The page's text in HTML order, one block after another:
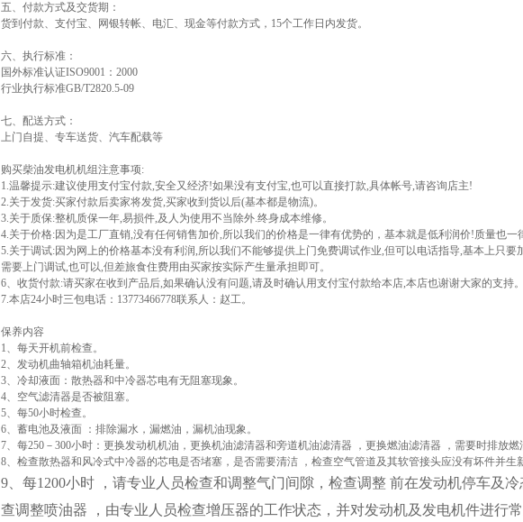
五、付款方式及交货期：
货到付款、支付宝、网银转帐、电汇、现金等付款方式，15个工作日内发货。
六、执行标准：
国外标准认证ISO9001：2000
行业执行标准GB/T2820.5-09
七、配送方式：
上门自提、专车送货、汽车配载等
购买柴油发电机机组注意事项:
1.温馨提示:建议使用支付宝付款,安全又经济!如果没有支付宝,也可以直接打款,具体帐号,请咨询店主!
2.关于发货:买家付款后卖家将发货,买家收到货以后(基本都是物流)。
3.关于质保:整机质保一年,易损件,及人为使用不当除外.终身成本维修。
4.关于价格:因为是工厂直销,没有任何销售加价,所以我们的价格是一律有优势的，基本就是低利润价!质量也一
5.关于调试:因为网上的价格基本没有利润,所以我们不能够提供上门免费调试作业,但可以电话指导,基本上只
需要上门调试,也可以,但差旅食住费用由买家按实际产生量承担即可。
6、收货付款:请买家在收到产品后,如果确认没有问题,请及时确认用支付宝付款给本店,本店也谢谢大家的支持。
7.本店24小时三包电话：13773466778联系人：赵工。
保养内容
1、每天开机前检查。
2、发动机曲轴箱机油耗量。
3、冷却液面：散热器和中冷器芯电有无阻塞现象。
4、空气滤清器是否被阻塞。
5、每50小时检查。
6、蓄电池及液面 ：排除漏水，漏燃油，漏机油现象。
7、每250－300小时：更换发动机机油，更换机油滤清器和旁道机油滤清器 ，更换燃油滤清器 ，需要时排放燃
8、检查散热器和风冷式中冷器的芯电是否堵塞，是否需要清洁 ，检查空气管道及其软管接头应没有坏件并生
9、每1200小时 ，请专业人员检查和调整气门间隙，检查调整 前在发动机停车及
查调整喷油器 ，由专业人员检查增压器的工作状态，并对发动机及发电机件进行